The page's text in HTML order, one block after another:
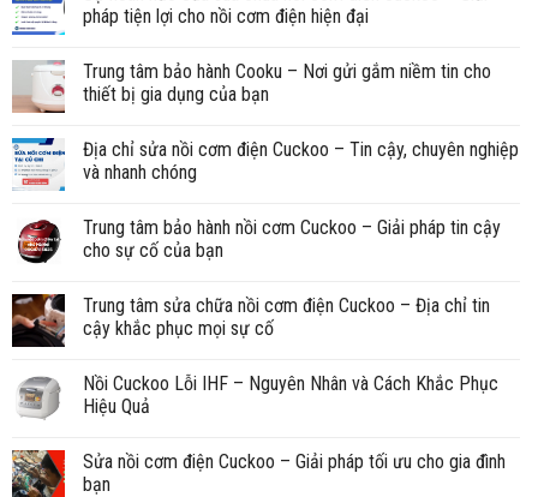
pháp tiện lợi cho nồi cơm điện hiện đại
Trung tâm bảo hành Cooku – Nơi gửi gắm niềm tin cho
thiết bị gia dụng của bạn
Địa chỉ sửa nồi cơm điện Cuckoo – Tin cậy, chuyên nghiệp
và nhanh chóng
Trung tâm bảo hành nồi cơm Cuckoo – Giải pháp tin cậy
cho sự cố của bạn
Trung tâm sửa chữa nồi cơm điện Cuckoo – Địa chỉ tin
cậy khắc phục mọi sự cố
Nồi Cuckoo Lỗi IHF – Nguyên Nhân và Cách Khắc Phục
Hiệu Quả
Sửa nồi cơm điện Cuckoo – Giải pháp tối ưu cho gia đình
bạn